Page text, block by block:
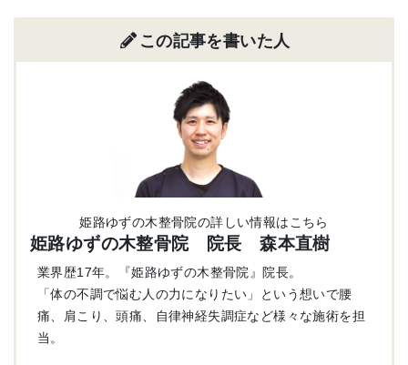
この記事を書いた人
姫路ゆずの木整骨院の詳しい情報はこちら
姫路ゆずの木整骨院 院長 森本直樹
業界歴17年。『姫路ゆずの木整骨院』院長。
「体の不調で悩む人の力になりたい」という想いで腰
痛、肩こり、頭痛、自律神経失調症など様々な施術を担
当。